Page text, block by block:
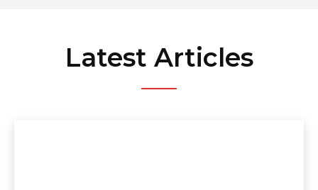
Latest Articles